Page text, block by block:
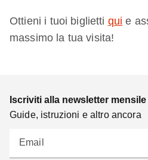
Ottieni i tuoi biglietti qui e
massimo la tua visita!
Iscriviti alla newsletter
Guide, istruzioni e altro ancora
Email